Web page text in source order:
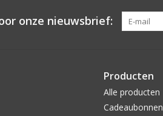
onze nieuwsbrief:
Producten
Alle producten
Cadeaubonnen